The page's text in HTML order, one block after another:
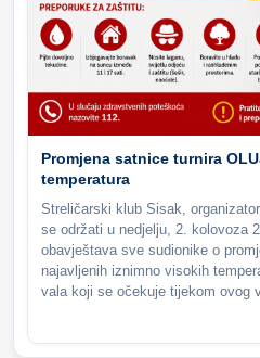
Promjena satnice turnira
temperatura
Streličarski klub Sisak,
se održati u nedjelju, 2. kolovoza
obavještava sve sudionike o
najavljenih iznimno visokih
vala koji se očekuje tijekom ovog